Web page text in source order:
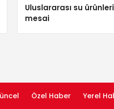
Uluslararası su
mesai
Özel Haber Yerel